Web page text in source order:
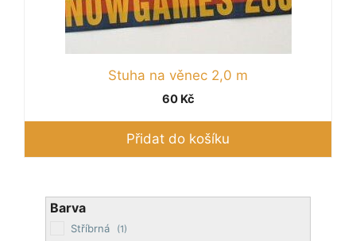
Stuha na věnec 2,0 m
60 Kč
Přidat do košíku
Barva
Stříbrná (1)